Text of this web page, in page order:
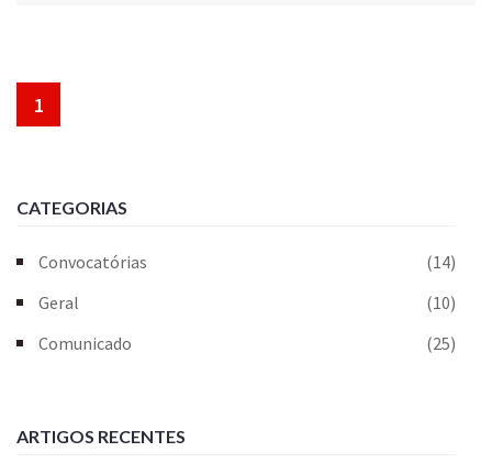
1
CATEGORIAS
Convocatórias
(14)
Geral
(10)
Comunicado
(25)
ARTIGOS RECENTES